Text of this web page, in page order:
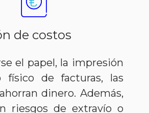
de costos
el papel, la impresión
físico de facturas, las
dinero. Además,
riesgos de extravío o